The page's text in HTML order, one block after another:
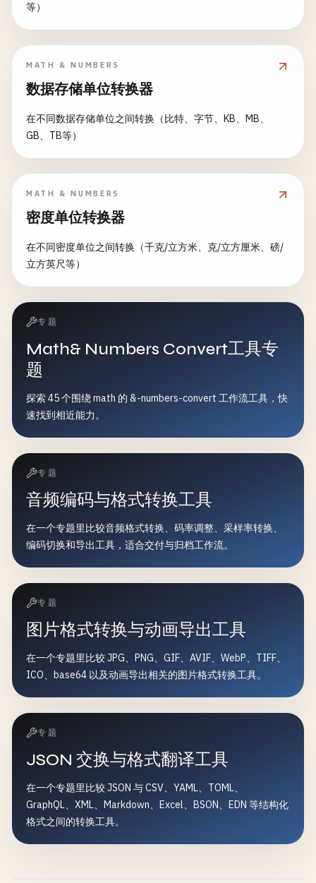
等）
MATH & NUMBERS
数据存储单位转换器
在不同数据存储单位之间转换（比特、字节、KB、MB、
GB、TB等）
MATH & NUMBERS
密度单位转换器
在不同密度单位之间转换（千克/立方米、克/立方厘米、磅/
立方英尺等）
专题
Math& Numbers Convert工具专
题
探索 45 个围绕 math 的 &-numbers-convert 工作流工具，快
速找到相近能力。
专题
音频编码与格式转换工具
在一个专题里比较音频格式转换、码率调整、采样率转换、
编码切换和导出工具，适合交付与归档工作流。
专题
图片格式转换与动画导出工具
在一个专题里比较 JPG、PNG、GIF、AVIF、WebP、TIFF、
ICO、base64 以及动画导出相关的图片格式转换工具。
专题
JSON 交换与格式翻译工具
在一个专题里比较 JSON 与 CSV、YAML、TOML、
GraphQL、XML、Markdown、Excel、BSON、EDN 等结构化
格式之间的转换工具。